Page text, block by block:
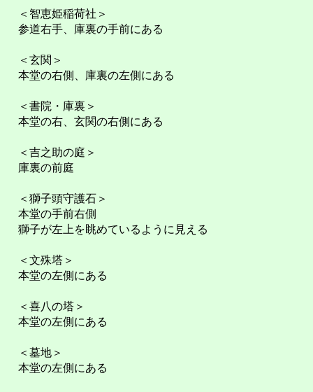
＜智恵姫稲荷社＞
参道右手、庫裏の手前にある
＜玄関＞
本堂の右側、庫裏の左側にある
＜書院・庫裏＞
本堂の右、玄関の右側にある
＜吉之助の庭＞
庫裏の前庭
＜獅子頭守護石＞
本堂の手前右側
獅子が左上を眺めているように見える
＜文殊塔＞
本堂の左側にある
＜喜八の塔＞
本堂の左側にある
＜墓地＞
本堂の左側にある